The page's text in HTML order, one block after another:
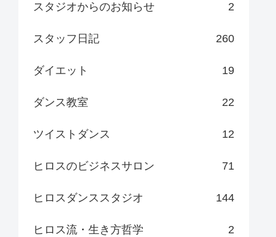
スタジオからのお知らせ 2
スタッフ日記 260
ダイエット 19
ダンス教室 22
ツイストダンス 12
ヒロスのビジネスサロン 71
ヒロスダンススタジオ 144
ヒロス流・生き方哲学 2